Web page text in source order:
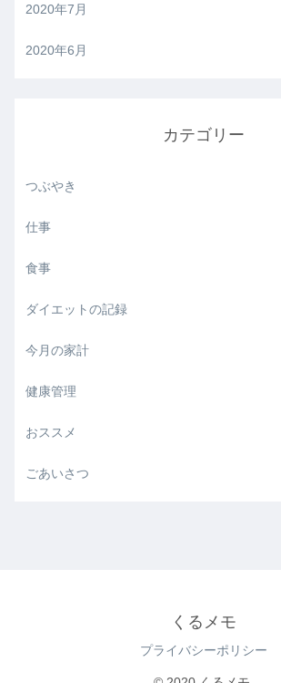
2020年7月
2020年6月
カテゴリー
つぶやき
仕事
食事
ダイエットの記録
今月の家計
健康管理
おススメ
ごあいさつ
くるメモ
プライバシーポリシー